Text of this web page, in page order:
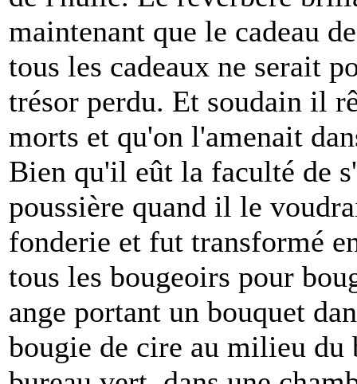
maintenant que le cadeau
tous les cadeaux ne serait
trésor perdu. Et soudain il
morts et qu'on l'amenait
Bien qu'il eût la faculté de
poussière quand il le
fonderie et fut transformé
tous les bougeoirs pour
ange portant un bouquet
bougie de cire au milieu du